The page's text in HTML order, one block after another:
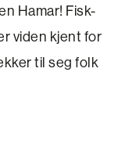
Hamar! Fisk-
viden kjent for
til seg folk